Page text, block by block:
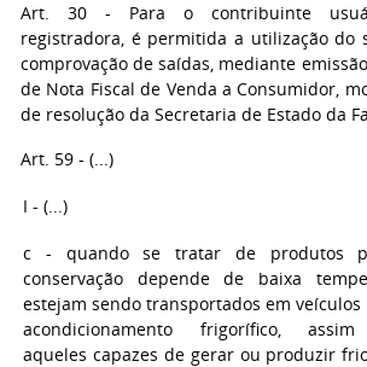
Art. 30 - Para o contribuinte
registradora, é permitida a utilização do
comprovação de saídas, mediante
de Nota Fiscal de Venda a Consumidor,
de resolução da Secretaria de Estado da
Art. 59 - (...)
I - (...)
c - quando se tratar de produtos
conservação depende de baixa
estejam sendo transportados em veículos
acondicionamento frigorífico, assim
aqueles capazes de gerar ou produzir